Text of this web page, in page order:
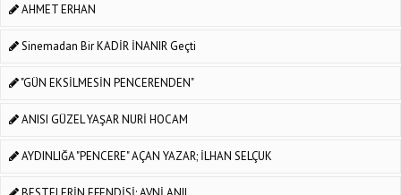
AHMET ERHAN
Sinemadan Bir KADİR İNANIR Geçti
"GÜN EKSİLMESİN PENCERENDEN"
ANISI GÜZEL YAŞAR NURİ HOCAM
AYDINLIĞA "PENCERE" AÇAN YAZAR; İLHAN SELÇUK